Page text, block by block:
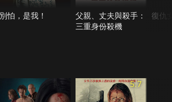
別怕，是我！
父親、丈夫與殺手：
三重身份殺機
復仇
5.7